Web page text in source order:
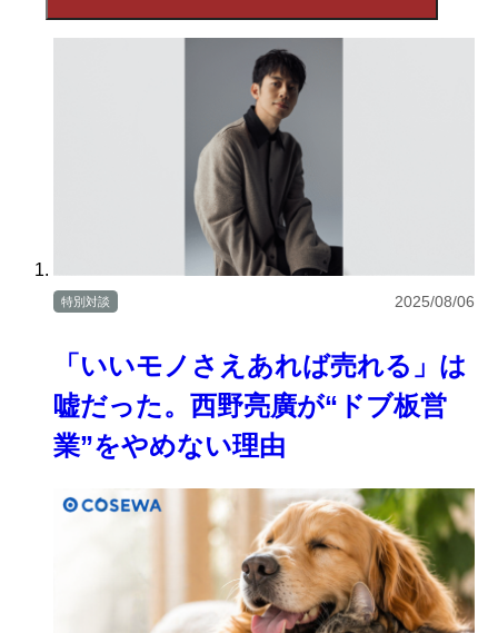
「いいモノさえあれば売れる」は
嘘だった。西野亮廣が“ドブ板営
業”をやめない理由
特別対談 2025/08/06